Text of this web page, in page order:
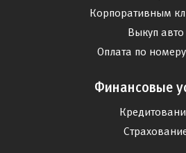
Корпоративным
Выкуп авто
Оплата по номеру
Финансовые